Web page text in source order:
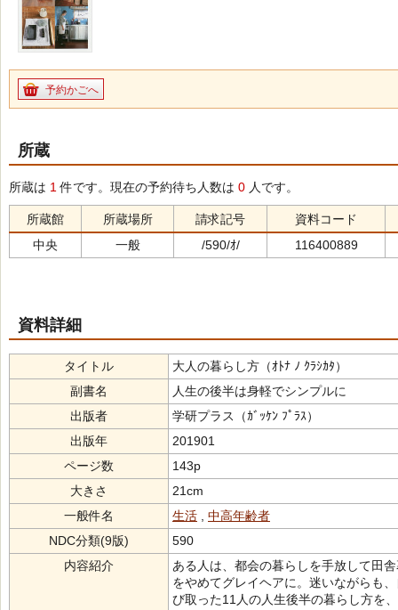
予約かごへ
所蔵
所蔵は 1 件です。現在の予約待ち人数は 0 人です。
所蔵館 所蔵場所 請求記号
資料コード
中央
一般 /590/ｵ/ 116400889
資料詳細
タイトル
大人の暮らし方（ｵﾄﾅ ﾉ ｸﾗｼｶﾀ）
副書名
人生の後半は身軽でシンプルに
出版者
学研プラス（ｶﾞｯｹﾝ ﾌﾟﾗｽ）
出版年
201901
ページ数
143p
大きさ
21cm
一般件名
生活
中高年齢者
NDC分類(9版)
590
内容紹介
ある人は、都会の暮らしを手放して田
をやめてグレイヘアに。迷いながらも
び取った11人の人生後半の暮らし方を